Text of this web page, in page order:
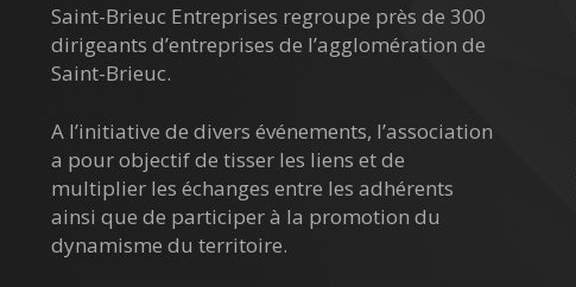
Saint-Brieuc Entreprises regroupe près de 300
dirigeants d’entreprises de l’agglomération de
Saint-Brieuc.
A l’initiative de divers événements, l’association
a pour objectif de tisser les liens et de
multiplier les échanges entre les adhérents
ainsi que de participer à la promotion du
dynamisme du territoire.